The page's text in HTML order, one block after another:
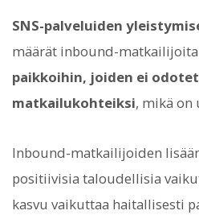
SNS-palveluiden
määrät inbound-
paikkoihin, joiden ei
matkailukohteiksi, mikä on
Inbound-matkailijoiden
positiivisia taloudellisia
kasvu vaikuttaa haitallisesti